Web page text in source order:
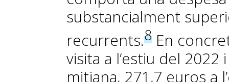
substancialment
recurrents.8 En
visita a l’estiu del
mitjana, 271,7 euros a